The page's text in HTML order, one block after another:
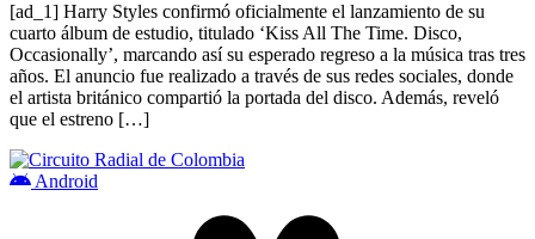
[ad_1] Harry Styles confirmó oficialmente el lanzamiento de su
cuarto álbum de estudio, titulado ‘Kiss All The Time. Disco,
Occasionally’, marcando así su esperado regreso a la música tras tres
años. El anuncio fue realizado a través de sus redes sociales, donde
el artista británico compartió la portada del disco. Además, reveló
que el estreno […]
Android